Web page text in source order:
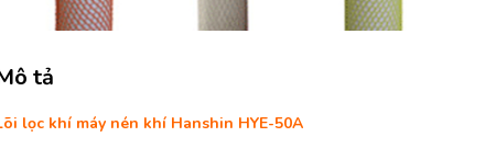
tả
lọc khí máy nén khí Hanshin HYE-50A